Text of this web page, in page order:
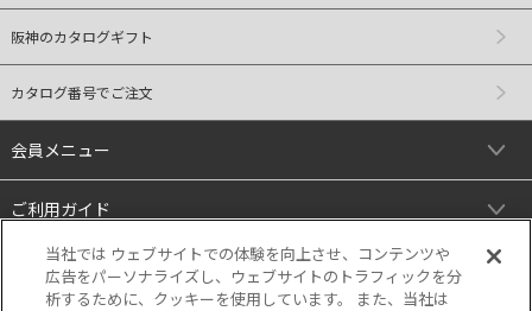
阪神のカタログギフト
カタログ番号でご注文
会員メニュー
ご利用ガイド
リンク
当社では ウェブサイトでの体験を向上させ、コンテンツや
広告をパーソナライズし、ウェブサイトのトラフィックを分
析するために、クッキーを使用しています。 また、当社は